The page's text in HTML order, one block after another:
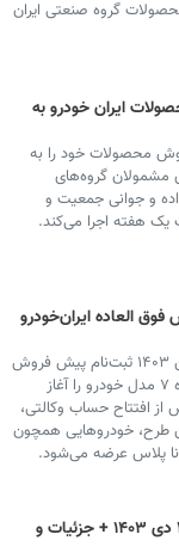
گروه صنعتی ایران‌
ایران‌ خودرو به
محصولات خود را به
مشمولان گروه‌های
و جوانی جمعیت و
یک هفته اجرا می‌کند.
فوق العاده ایران‌خودرو
ایران‌خودرو از امروز ۲۹ دی تا ۳ بهمن ۱۴۰۳ ثبت‌نام پیش فروش
و فروش فوق‌العاده با تحویل ۹۰ روزه ۷ مدل خودرو را آغاز
باید ۷۲ ساعت پس از افتتاح حساب وکالتی،
طرح، خودروهایی همچون
ثبت نام ایران خودرو ۲۹ دی ۱۴۰۳ + جزئیات و